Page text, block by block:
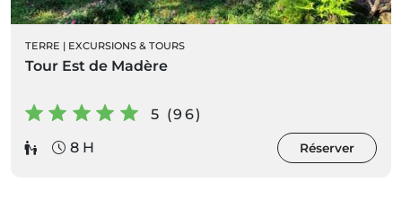
TERRE | EXCURSIONS & TOURS
Tour Est de Madère
5 (96)
8 H
Réserver